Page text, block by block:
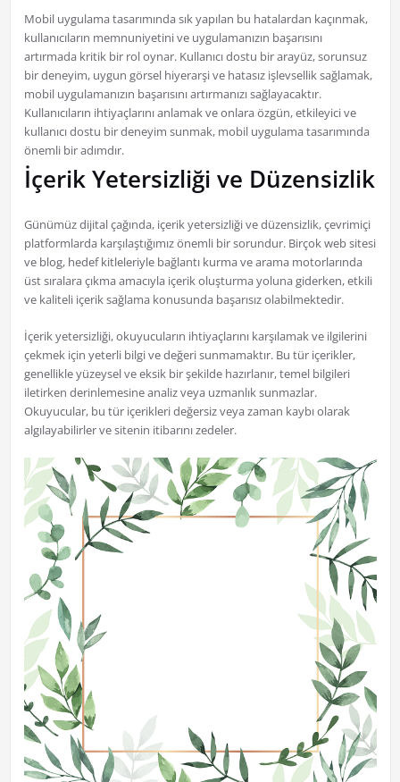
Mobil uygulama tasarımında sık yapılan bu hatalardan kaçınmak,
kullanıcıların memnuniyetini ve uygulamanızın başarısını
artırmada kritik bir rol oynar. Kullanıcı dostu bir arayüz, sorunsuz
bir deneyim, uygun görsel hiyerarşi ve hatasız işlevsellik sağlamak,
mobil uygulamanızın başarısını artırmanızı sağlayacaktır.
Kullanıcıların ihtiyaçlarını anlamak ve onlara özgün, etkileyici ve
kullanıcı dostu bir deneyim sunmak, mobil uygulama tasarımında
önemli bir adımdır.
İçerik Yetersizliği ve Düzensizlik
Günümüz dijital çağında, içerik yetersizliği ve düzensizlik, çevrimiçi
platformlarda karşılaştığımız önemli bir sorundur. Birçok web sitesi
ve blog, hedef kitleleriyle bağlantı kurma ve arama motorlarında
üst sıralara çıkma amacıyla içerik oluşturma yoluna giderken, etkili
ve kaliteli içerik sağlama konusunda başarısız olabilmektedir.
İçerik yetersizliği, okuyucuların ihtiyaçlarını karşılamak ve ilgilerini
çekmek için yeterli bilgi ve değeri sunmamaktır. Bu tür içerikler,
genellikle yüzeysel ve eksik bir şekilde hazırlanır, temel bilgileri
iletirken derinlemesine analiz veya uzmanlık sunmazlar.
Okuyucular, bu tür içerikleri değersiz veya zaman kaybı olarak
algılayabilirler ve sitenin itibarını zedeler.